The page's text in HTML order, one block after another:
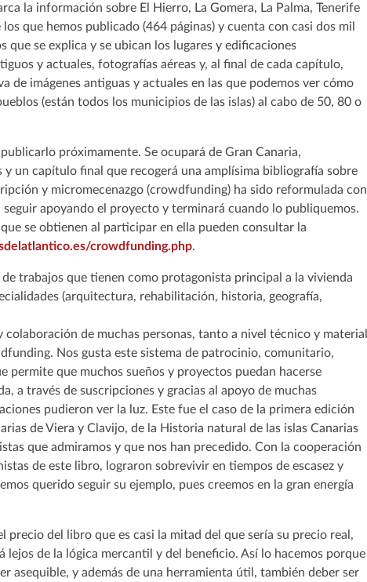
la información sobre El Hierro, La Gomera, La Palma, Tenerife
que hemos publicado (464 páginas) y cuenta con casi dos mil
se explica y se ubican los lugares y edificaciones
y actuales, fotografías aéreas y, al final de cada capítulo,
de imágenes antiguas y actuales en las que podemos ver cómo
(están todos los municipios de las islas) al cabo de 50, 80 o
próximamente. Se ocupará de Gran Canaria,
y un capítulo final que recogerá una amplísima bibliografía sobre
y micromecenazgo (crowdfunding) ha sido reformulada con
seguir apoyando el proyecto y terminará cuando lo publiquemos.
se obtienen al participar en ella pueden consultar la
crowdfunding.php.
trabajos que tienen como protagonista principal a la vivienda
(arquitectura, rehabilitación, historia, geografía,
colaboración de muchas personas, tanto a nivel técnico y material
Nos gusta este sistema de patrocinio, comunitario,
permite que muchos sueños y proyectos puedan hacerse
a través de suscripciones y gracias al apoyo de muchas
pudieron ver la luz. Este fue el caso de la primera edición
de Viera y Clavijo, de la Historia natural de las islas Canarias
que admiramos y que nos han precedido. Con la cooperación
de este libro, lograron sobrevivir en tiempos de escasez y
querido seguir su ejemplo, pues creemos en la gran energía
precio del libro que es casi la mitad del que sería su precio real,
lejos de la lógica mercantil y del beneficio. Así lo hacemos porque
asequible, y además de una herramienta útil, también deber ser